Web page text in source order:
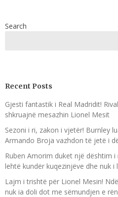
Search
Recent Posts
Gjesti fantastik i Real Madridit!
shkruajnë mesazhin Lionel Mesit
Sezoni i ri, zakon i vjetër! Burnley
Armando Broja vazhdon të jetë i
Ruben Amorim duket një dështim
lehtë kundër kuqezinjëve dhe nuk
Lajm i trishtë për Lionel Mesin!
nuk ia doli dot me sëmundjen e